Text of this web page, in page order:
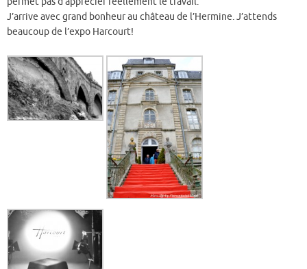
J’arrive avec grand bonheur au château de l’Hermine. J’attends
beaucoup de l’expo Harcourt!